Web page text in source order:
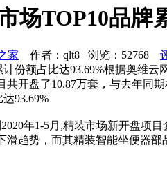
场TOP10品牌
家 作者：qlt8 浏览： 52768
份额占比达93.69%根据奥维
开盘了10.87万套，与去年同
93.69%
年1-5月,精装市场新开盘项
趋势，而其精装智能坐便器